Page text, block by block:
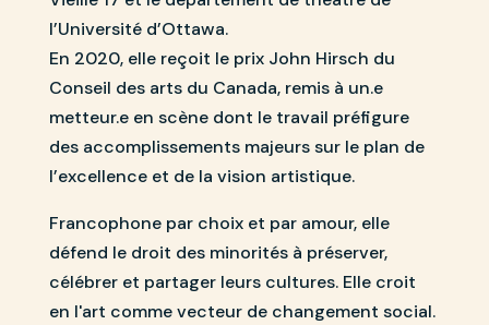
l’Université d’Ottawa.
En 2020, elle reçoit le prix John Hirsch du
Conseil des arts du Canada, remis à un.e
metteur.e en scène dont le travail préfigure
des accomplissements majeurs sur le plan de
l’excellence et de la vision artistique.
Francophone par choix et par amour, elle
défend le droit des minorités à préserver,
célébrer et partager leurs cultures. Elle croit
en l'art comme vecteur de changement social.